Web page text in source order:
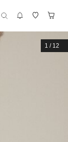
1 / 12